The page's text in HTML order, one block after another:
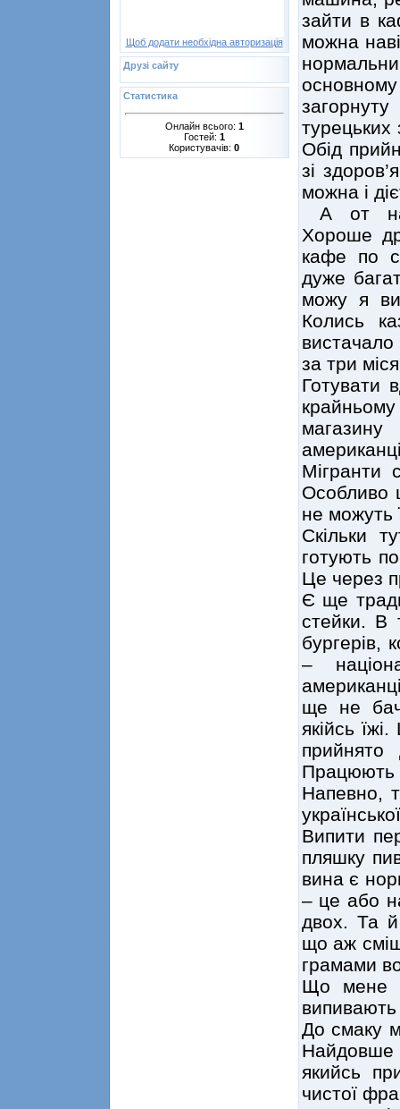
Щоб додати необхідна авторизація
Друзі сайту
Статистика
Онлайн всього: 1
Гостей: 1
Користувачів: 0
зайти в
можна
турецьких
Обід
зі
можна і
А от на
Хороше
кафе по
дуже
можу я
Колись
за три
Готувати
Мігранти
Особливо
не можуть
Скільки
готують
Це через
Є ще
стейки. В
бургерів,
–
ще не
якійсь
Працюють
Напевно,
Випити
пляшку
вина є
– це або
двох. Та й
що аж
грамами
Що мене
випивають
До смаку
якийсь
чистої